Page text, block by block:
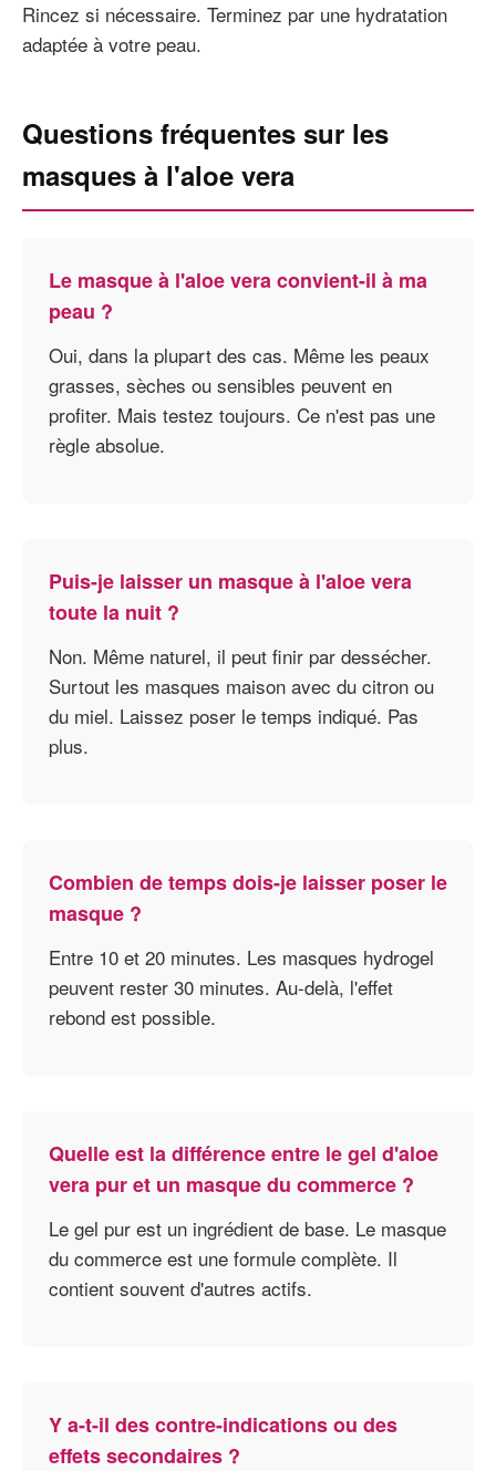
Rincez si nécessaire. Terminez par une hydratation
adaptée à votre peau.
Questions fréquentes sur les
masques à l'aloe vera
Le masque à l'aloe vera convient-il à ma
peau ?
Oui, dans la plupart des cas. Même les peaux
grasses, sèches ou sensibles peuvent en
profiter. Mais testez toujours. Ce n'est pas une
règle absolue.
Puis-je laisser un masque à l'aloe vera
toute la nuit ?
Non. Même naturel, il peut finir par dessécher.
Surtout les masques maison avec du citron ou
du miel. Laissez poser le temps indiqué. Pas
plus.
Combien de temps dois-je laisser poser le
masque ?
Entre 10 et 20 minutes. Les masques hydrogel
peuvent rester 30 minutes. Au-delà, l'effet
rebond est possible.
Quelle est la différence entre le gel d'aloe
vera pur et un masque du commerce ?
Le gel pur est un ingrédient de base. Le masque
du commerce est une formule complète. Il
contient souvent d'autres actifs.
Y a-t-il des contre-indications ou des
effets secondaires ?